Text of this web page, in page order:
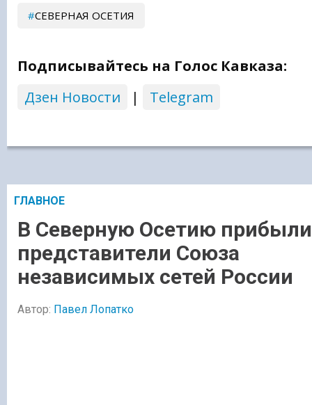
СЕВЕРНАЯ ОСЕТИЯ
Подписывайтесь на Голос Кавказа:
Дзен Новости
| Telegram
ГЛАВНОЕ
В Северную Осетию прибыли
представители Союза
независимых сетей России
Автор: Павел Лопатко